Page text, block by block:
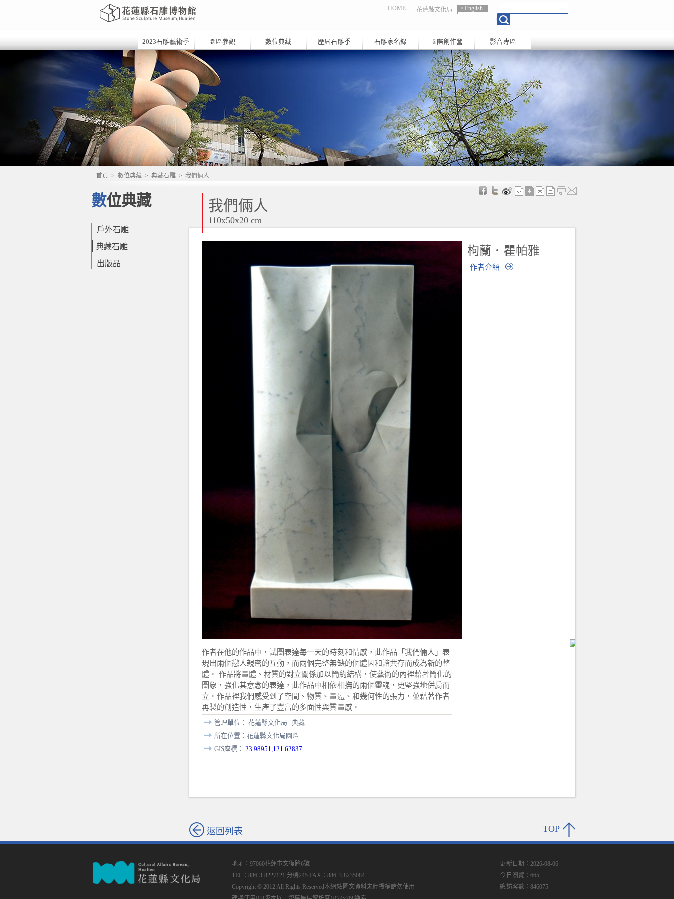
HOME 花蓮縣文化局 English
2023石雕藝術季 園區參觀 數位典藏 歷屆石雕季 石雕家名錄 國際創作營 影音專區
首頁 > 數位典藏 > 典藏石雕 > 我們倆人
數位典藏
戶外石雕
典藏石雕
出版品
我們倆人
110x50x20 cm
枸蘭．瞿帕雅
作者介紹
作者在他的作品中，試圖表達每一天的時刻和情感，此作品「我們倆人」表
現出兩個戀人親密的互動，而兩個完整無缺的個體因和諧共存而成為新的整
體。 作品將量體、材質的對立關係加以簡約結構，使藝術的內裡藉著簡化的
圖象，強化其意念的表達，此作品中相依相撫的兩個靈魂，更堅強地併肩而
立。作品裡我們感受到了空間、物質、量體、和幾何性的張力，並藉著作者
再製的創造性，生產了豐富的多面性與質量感。
管理單位： 花蓮縣文化局 典藏
所在位置：花蓮縣文化局園區
GIS座標： 23.98951,121.62837
返回列表 TOP
地址：97060花蓮市文復路6號
TEL：886-3-8227121 分機245 FAX：886-3-8235084
Copyright © 2012 All Rights Reserved本網站圖文資料未經授權請勿使用
更新日期：2026-08-06
今日瀏覽：665
總訪客數：846075